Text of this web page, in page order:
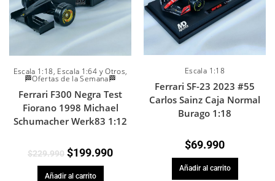
Escala 1:18, Escala 1:64 y Otros,
🏁Ofertas de la Semana🏁
Ferrari F300 Negra Test
Fiorano 1998 Michael
Schumacher Werk83 1:12
$229.990 $199.990
Añadir al carrito
Escala 1:18
Ferrari SF-23 2023 #55
Carlos Sainz Caja Normal
Burago 1:18
$69.990
Añadir al carrito